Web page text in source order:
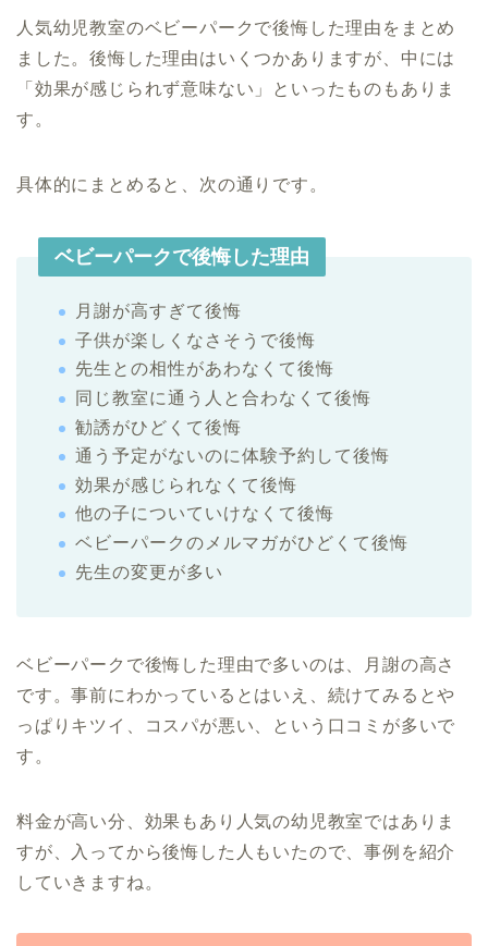
人気幼児教室のベビーパークで後悔した理由をまとめ
ました。後悔した理由はいくつかありますが、中には
「効果が感じられず意味ない」といったものもありま
す。
具体的にまとめると、次の通りです。
ベビーパークで後悔した理由
月謝が高すぎて後悔
子供が楽しくなさそうで後悔
先生との相性があわなくて後悔
同じ教室に通う人と合わなくて後悔
勧誘がひどくて後悔
通う予定がないのに体験予約して後悔
効果が感じられなくて後悔
他の子についていけなくて後悔
ベビーパークのメルマガがひどくて後悔
先生の変更が多い
ベビーパークで後悔した理由で多いのは、月謝の高さ
です。事前にわかっているとはいえ、続けてみるとや
っぱりキツイ、コスパが悪い、という口コミが多いで
す。
料金が高い分、効果もあり人気の幼児教室ではありま
すが、入ってから後悔した人もいたので、事例を紹介
していきますね。